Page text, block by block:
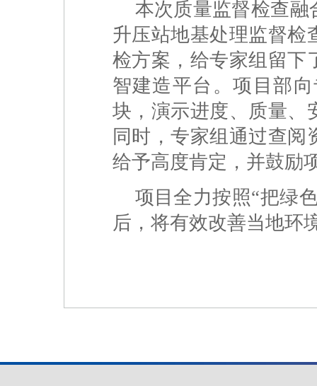
本次质量监督检查
升压站地基处理监督检
检方案，给专家组留下
智建造平台。项目部
块，演示进度、质量、
同时，专家组通过查
给予高度肯定，并鼓励
项目全力按照“把绿
后，将有效改善当地环